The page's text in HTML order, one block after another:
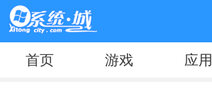
首页 游戏 应用